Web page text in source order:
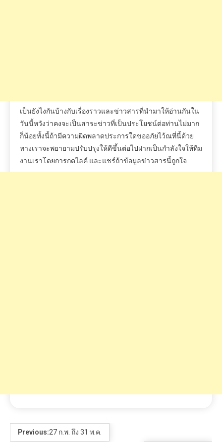
เป็นยังไงกันบ้างกับเรื่องราวและข่าวสารที่นำมาให้อ่านกันใน
วันนี้หวังว่าคงจะเป็นสาระข่าวที่เป็นประโยชน์ต่อท่านไม่มาก
ก็น้อยทั้งนี้ถ้ามีความผิดพลาดประการใดขออภัยไว้ณที่นี้ด้วย
ทางเราจะพยายามปรับปรุงให้ดีขึ้นต่อไปฝากเป็นกำลังใจให้ทีม
งานเราโดยการกดไลค์ และแชร์ถ้าข้อมูลข่าวสารนี้ถูกใจ
Previous:27 ก.พ. ถึง 31 พ.ค.